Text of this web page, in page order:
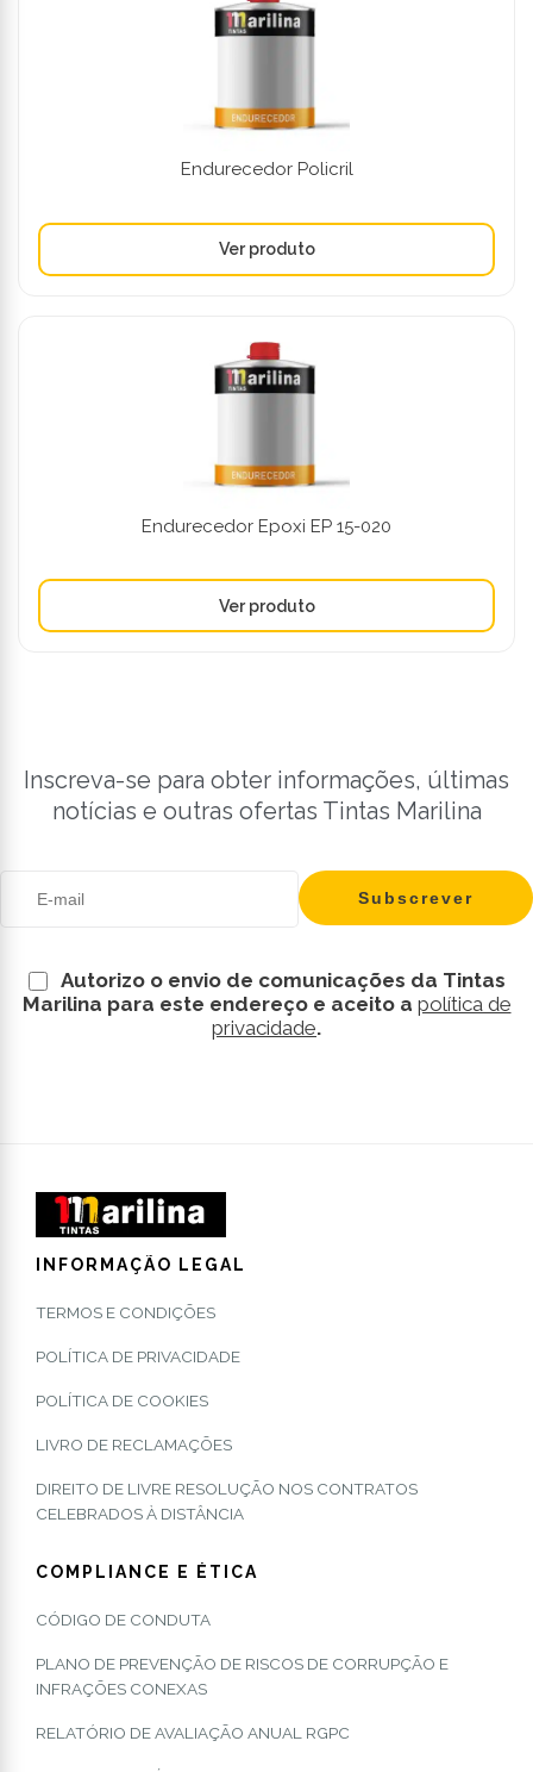
Endurecedor Policril
Endurecedor Epoxi EP 15-020
Inscreva-se para obter informações, últimas
notícias e outras ofertas Tintas Marilina
Autorizo o envio de comunicações da Tintas
Marilina para este endereço e aceito a política de
privacidade.
INFORMAÇÃO LEGAL
TERMOS E CONDIÇÕES
POLÍTICA DE PRIVACIDADE
POLÍTICA DE COOKIES
LIVRO DE RECLAMAÇÕES
DIREITO DE LIVRE RESOLUÇÃO NOS CONTRATOS
CELEBRADOS À DISTÂNCIA
COMPLIANCE E ÉTICA
CÓDIGO DE CONDUTA
PLANO DE PREVENÇÃO DE RISCOS DE CORRUPÇÃO E
INFRAÇÕES CONEXAS
RELATÓRIO DE AVALIAÇÃO ANUAL RGPC